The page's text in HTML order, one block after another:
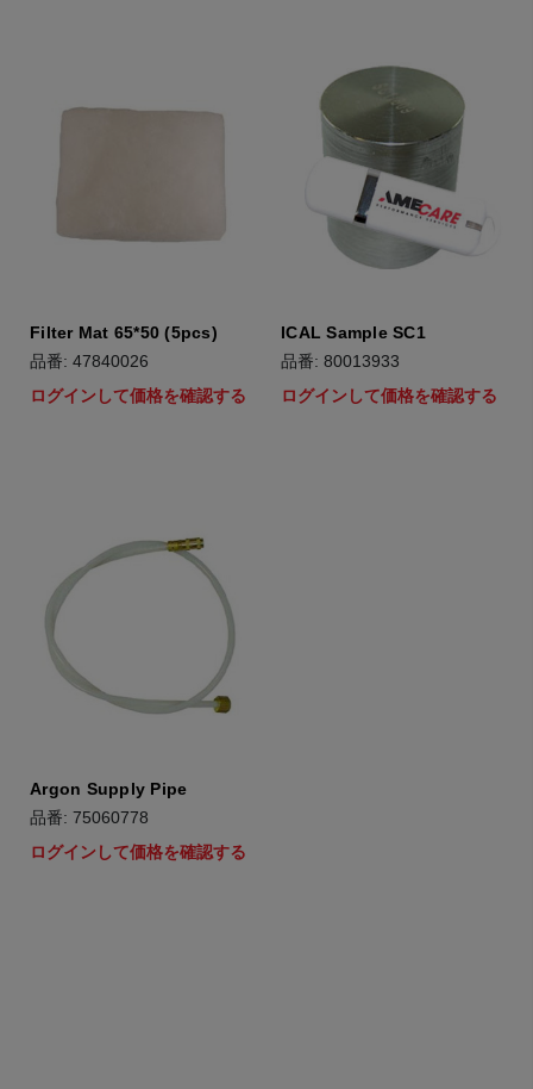
Filter Mat 65*50 (5pcs)
品番: 47840026
ログインして価格を確認する
ICAL Sample SC1
品番: 80013933
ログインして価格を確認する
Argon Supply Pipe
品番: 75060778
ログインして価格を確認する